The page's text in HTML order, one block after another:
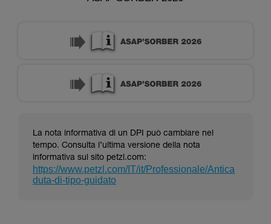
La nota informativa di un DPI può cambiare nel
tempo. Consulta l’ultima versione della nota
informativa sul sito petzl.com:
https://www.petzl.com/IT/it/Professionale/Antica
duta-di-tipo-guidato